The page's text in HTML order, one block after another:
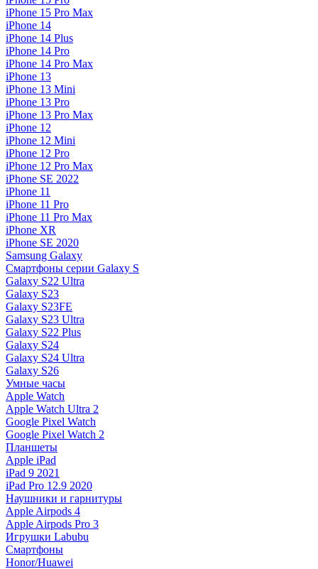
iPhone 15 Pro Max
iPhone 14
iPhone 14 Plus
iPhone 14 Pro
iPhone 14 Pro Max
iPhone 13
iPhone 13 Mini
iPhone 13 Pro
iPhone 13 Pro Max
iPhone 12
iPhone 12 Mini
iPhone 12 Pro
iPhone 12 Pro Max
iPhone SE 2022
iPhone 11
iPhone 11 Pro
iPhone 11 Pro Max
iPhone XR
iPhone SE 2020
Samsung Galaxy
Смартфоны серии Galaxy S
Galaxy S22 Ultra
Galaxy S23
Galaxy S23FE
Galaxy S23 Ultra
Galaxy S22 Plus
Galaxy S24
Galaxy S24 Ultra
Galaxy S26
Умные часы
Apple Watch
Apple Watch Ultra 2
Google Pixel Watch
Google Pixel Watch 2
Планшеты
Apple iPad
iPad 9 2021
iPad Pro 12.9 2020
Наушники и гарнитуры
Apple Airpods 4
Apple Airpods Pro 3
Игрушки Labubu
Смартфоны
Honor/Huawei